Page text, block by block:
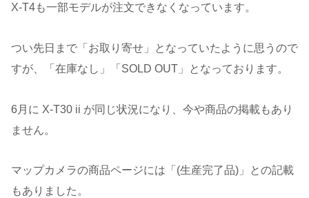
X-T4も一部モデルが注文できなくなっています。
つい先日まで「お取り寄せ」となっていたように思うので
すが、「在庫なし」「SOLD OUT」となっております。
6月に X-T30 ii が同じ状況になり、今や商品の掲載もあり
ません。
マップカメラの商品ページには「(生産完了品)」との記載
もありました。